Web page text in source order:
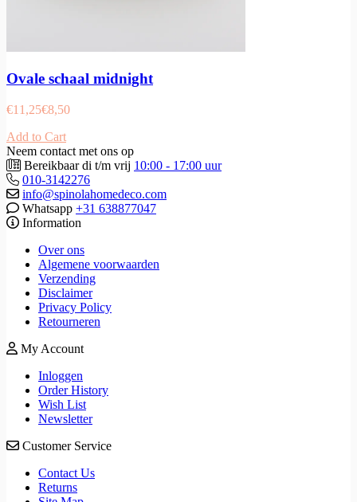
Ovale schaal midnight
€11,25€8,50
Add to Cart
Neem contact met ons op
Bereikbaar di t/m vrij 10:00 - 17:00 uur
010-3142276
info@spinolahomedeco.com
Whatsapp +31 638877047
Information
Over ons
Algemene voorwaarden
Verzending
Disclaimer
Privacy Policy
Retourneren
My Account
Inloggen
Order History
Wish List
Newsletter
Customer Service
Contact Us
Returns